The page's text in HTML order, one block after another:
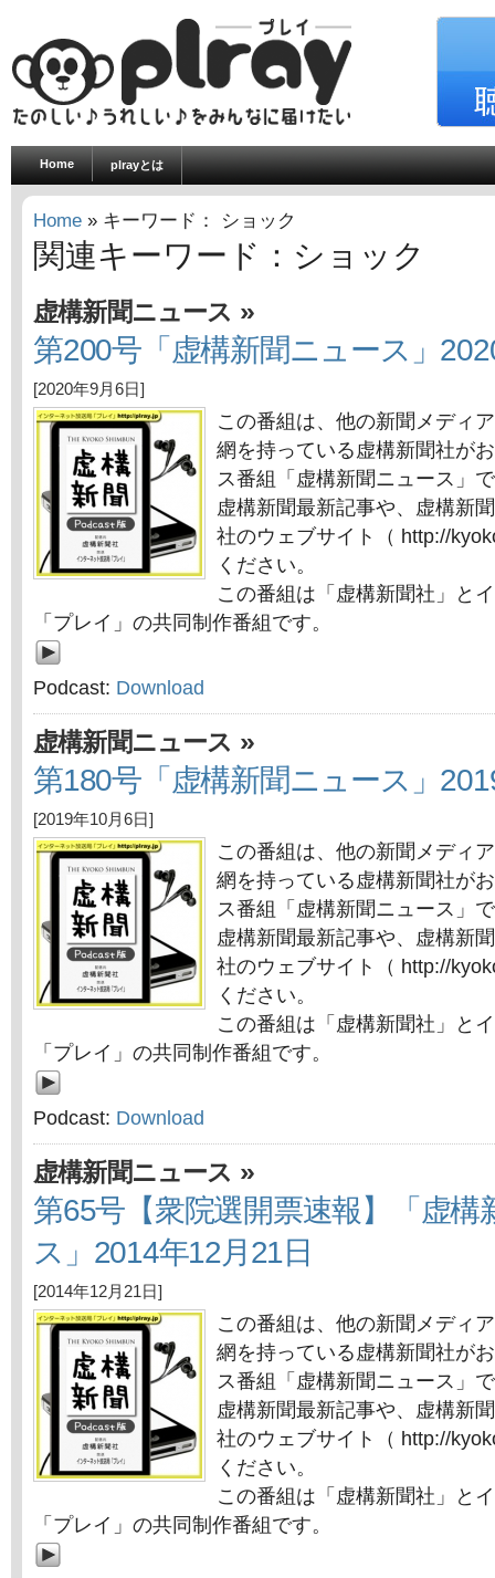
Home plrayとは
Home » キーワード： ショック
関連キーワード：ショック
虚構新聞ニュース »
第200号「虚構新聞ニュース」
[2020年9月6日]
この番組は、他の新聞メディ
網を持っている虚構新聞社が
ス番組「虚構新聞ニュース」
虚構新聞最新記事や、虚構新
社のウェブサイト（ http://
ください。
この番組は「虚構新聞社」と
「プレイ」の共同制作番組です。
Podcast: Download
虚構新聞ニュース »
第180号「虚構新聞ニュース」
[2019年10月6日]
この番組は、他の新聞メディ
網を持っている虚構新聞社が
ス番組「虚構新聞ニュース」
虚構新聞最新記事や、虚構新
社のウェブサイト（ http://
ください。
この番組は「虚構新聞社」と
「プレイ」の共同制作番組です。
Podcast: Download
虚構新聞ニュース »
第65号【衆院選開票速報】「虚構
ス」2014年12月21日
[2014年12月21日]
この番組は、他の新聞メディ
網を持っている虚構新聞社が
ス番組「虚構新聞ニュース」
虚構新聞最新記事や、虚構新
社のウェブサイト（ http://
ください。
この番組は「虚構新聞社」と
「プレイ」の共同制作番組です。